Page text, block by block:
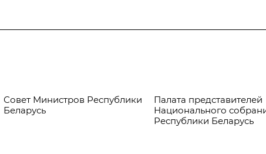
Совет Министров Республики
Беларусь
Палата представителей
Национального
Республики Беларусь